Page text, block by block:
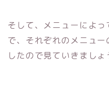
そして、メニューによ
で、それぞれのメニュ
したので見ていきましょ